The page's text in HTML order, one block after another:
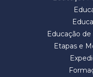
Educação
Etapas e